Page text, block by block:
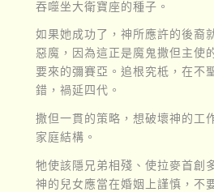
吞噬坐大衛寶座的種子。
如果她成功了，神所應許的後裔
惡魔，因為這正是魔鬼撒但主使
要來的彌賽亞。追根究柢，在不
錯，禍延四代。
撒但一貫的策略，想破壞神的工
家庭結構。
牠使該隱兄弟相殘、使拉麥首創
神的兒女應當在婚姻上謹慎，不